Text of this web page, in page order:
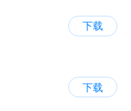
下载
下载